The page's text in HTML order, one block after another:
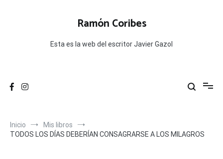
Ramón Coribes
Esta es la web del escritor Javier Gazol
Inicio
Mis libros
TODOS LOS DÍAS DEBERÍAN CONSAGRARSE A LOS MILAGROS